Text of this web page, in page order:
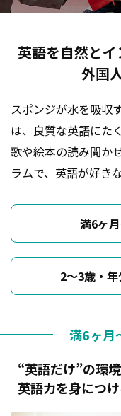
英語を自然とイ
外国
スポンジが水を吸収
は、良質な英語にた
歌や絵本の読み聞か
ラムで、英語が好き
満6ヶ
2～3歳・
満6ヶ月
“英語だけ”の環
英語力を身につけ